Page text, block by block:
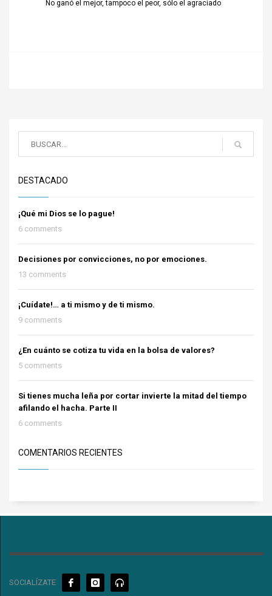
No ganó el mejor, tampoco el peor, sólo el agraciado
DESTACADO
¡Qué mi Dios se lo pague!
6 comments
Decisiones por convicciones, no por emociones.
13 comments
¡Cuídate!… a ti mismo y de ti mismo.
9 comments
¿En cuánto se cotiza tu vida en la bolsa de valores?
5 comments
Si tienes mucha leña por cortar invierte la mitad del tiempo
afilando el hacha. Parte II
6 comments
COMENTARIOS RECIENTES
SOCIALÍZATE